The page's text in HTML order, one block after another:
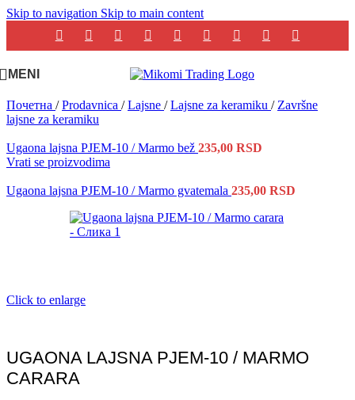
Skip to navigation Skip to main content
MENI
Почетна / Prodavnica / Lajsne / Lajsne za keramiku / Završne
lajsne za keramiku
Ugaona lajsna PJEM-10 / Marmo bež 235,00 RSD
Vrati se proizvodima
Ugaona lajsna PJEM-10 / Marmo gvatemala 235,00 RSD
Click to enlarge
UGAONA LAJSNA PJEM-10 / MARMO
CARARA